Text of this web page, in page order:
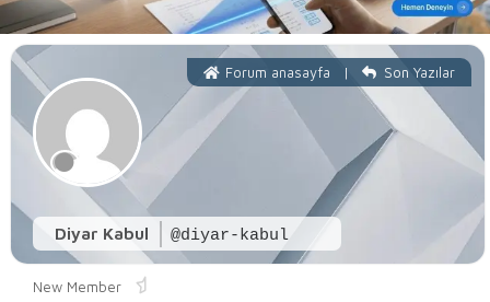
Diyar Kabul @diyar-kabul
Forum anasayfa | Son Yazılar
New Member